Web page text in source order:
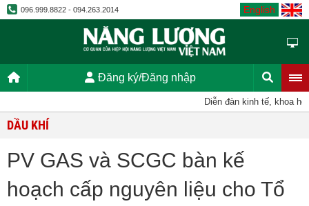
096.999.8822 - 094.263.2014 English
Đăng ký/Đăng nhập
Diễn đàn kinh tế, khoa
DẦU KHÍ
PV GAS và SCGC bàn kế
hoạch cấp nguyên liệu cho Tổ